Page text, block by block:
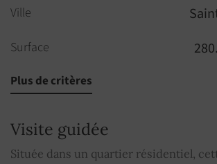
Ville
Surface
Pièces
Salles de bains
Plus de critères
Visite guidée
Située dans un quartier résidentiel,